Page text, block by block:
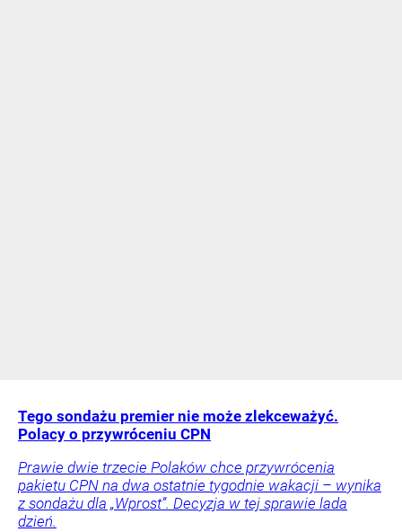
Tego sondażu premier nie może zlekceważyć.
Polacy o przywróceniu CPN
Prawie dwie trzecie Polaków chce przywrócenia
pakietu CPN na dwa ostatnie tygodnie wakacji – wynika
z sondażu dla „Wprost”. Decyzja w tej sprawie lada
dzień.